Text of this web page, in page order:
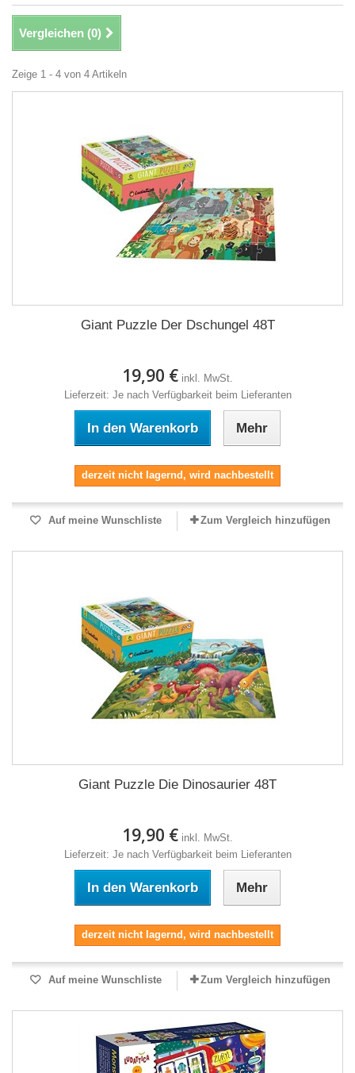
Vergleichen (0)
Zeige 1 - 4 von 4 Artikeln
Giant Puzzle Der Dschungel 48T
19,90 € inkl. MwSt.
Lieferzeit: Je nach Verfügbarkeit beim Lieferanten
In den Warenkorb Mehr
derzeit nicht lagernd, wird nachbestellt
Auf meine Wunschliste Zum Vergleich hinzufügen
Giant Puzzle Die Dinosaurier 48T
19,90 € inkl. MwSt.
Lieferzeit: Je nach Verfügbarkeit beim Lieferanten
In den Warenkorb Mehr
derzeit nicht lagernd, wird nachbestellt
Auf meine Wunschliste Zum Vergleich hinzufügen